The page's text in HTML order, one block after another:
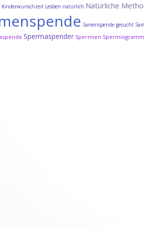
Kinderwunschzeit Lesben natürlich Natürliche
Samenspende gesucht
Spermaspender Spermien Spermiogramm